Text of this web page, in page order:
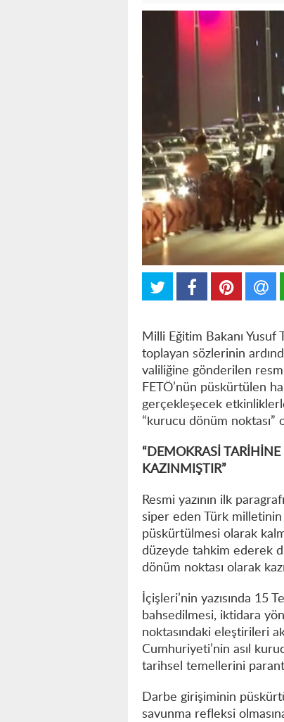
Milli Eğitim Bakanı Yusuf
toplayan sözlerinin
valiliğine gönderilen
FETÖ’nün püskürtülen
gerçekleşecek
“kurucu dönüm noktası”
“DEMOKRASİ
KAZINMIŞTIR”
Resmi yazının ilk
siper eden Türk
püskürtülmesi olarak
düzeyde tahkim ederek
dönüm noktası olarak
İçişleri’nin yazısında 15
bahsedilmesi, iktidara
noktasındaki eleştirileri
Cumhuriyeti’nin asıl
tarihsel temellerini
Darbe girişiminin
savunma refleksi